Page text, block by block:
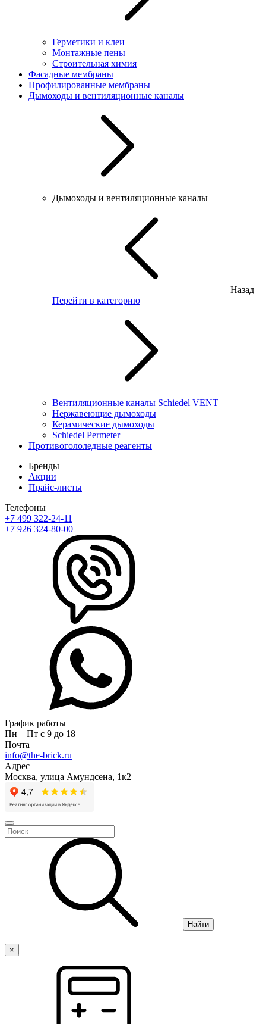
Герметики и клеи
Монтажные пены
Строительная химия
Фасадные мембраны
Профилированные мембраны
Дымоходы и вентиляционные каналы
Дымоходы и вентиляционные каналы
Назад
Перейти в категорию
Вентиляционные каналы Schiedel VENT
Нержавеющие дымоходы
Керамические дымоходы
Schiedel Permeter
Противогололедные реагенты
Бренды
Акции
Прайс-листы
Телефоны
+7 499 322-24-11
+7 926 324-80-00
График работы
Пн – Пт с 9 до 18
Почта
info@the-brick.ru
Адрес
Москва, улица Амундсена, 1к2
Найти
×